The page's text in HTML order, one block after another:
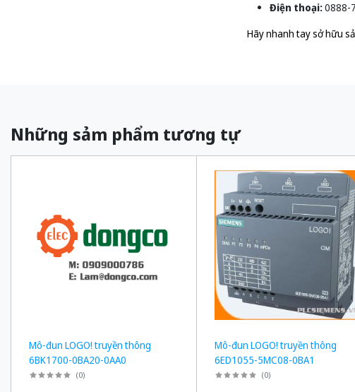
Điện thoại:0888-
Hãy nhanh tay sở hữu
Những sảm phẩm tương tự
Mô-đun LOGO! truyền thông
6BK1700-0BA20-0AA0
(0)
Mô-đun LOGO! truyền thông
6ED1055-5MC08-0BA1
(0)